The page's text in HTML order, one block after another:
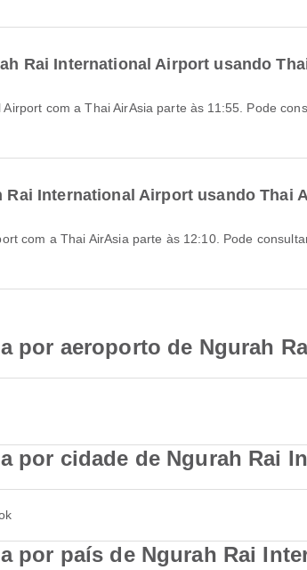
Rai International Airport usando
International Airport usando Thai
por aeroporto de Ngurah
por cidade de Ngurah Rai
por país de Ngurah Rai